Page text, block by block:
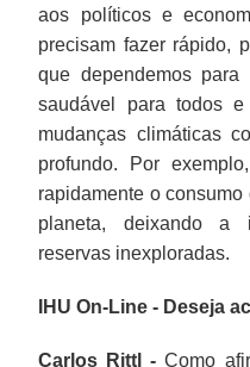
aos políticos e
precisam fazer rápido,
que dependemos
saudável para todos
mudanças climáticas
profundo. Por
rapidamente o consumo
planeta, deixando a
reservas inexploradas.
IHU On-Line - Deseja
Carlos Rittl - Como